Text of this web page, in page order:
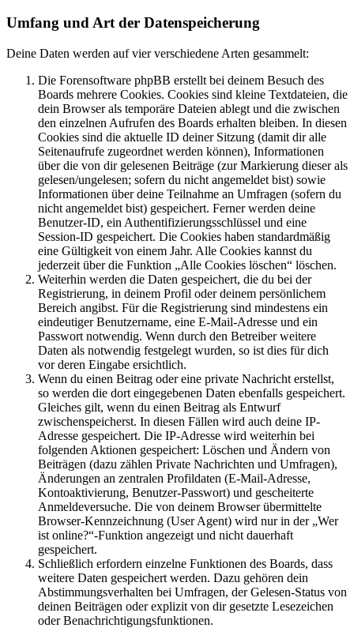
Umfang und Art der Datenspeicherung
Deine Daten werden auf vier verschiedene Arten gesammelt:
Die Forensoftware phpBB erstellt bei deinem Besuch des
Boards mehrere Cookies. Cookies sind kleine Textdateien, die
dein Browser als temporäre Dateien ablegt und die zwischen
den einzelnen Aufrufen des Boards erhalten bleiben. In diesen
Cookies sind die aktuelle ID deiner Sitzung (damit dir alle
Seitenaufrufe zugeordnet werden können), Informationen
über die von dir gelesenen Beiträge (zur Markierung dieser als
gelesen/ungelesen; sofern du nicht angemeldet bist) sowie
Informationen über deine Teilnahme an Umfragen (sofern du
nicht angemeldet bist) gespeichert. Ferner werden deine
Benutzer-ID, ein Authentifizierungsschlüssel und eine
Session-ID gespeichert. Die Cookies haben standardmäßig
eine Gültigkeit von einem Jahr. Alle Cookies kannst du
jederzeit über die Funktion „Alle Cookies löschen“ löschen.
Weiterhin werden die Daten gespeichert, die du bei der
Registrierung, in deinem Profil oder deinem persönlichem
Bereich angibst. Für die Registrierung sind mindestens ein
eindeutiger Benutzername, eine E-Mail-Adresse und ein
Passwort notwendig. Wenn durch den Betreiber weitere
Daten als notwendig festgelegt wurden, so ist dies für dich
vor deren Eingabe ersichtlich.
Wenn du einen Beitrag oder eine private Nachricht erstellst,
so werden die dort eingegebenen Daten ebenfalls gespeichert.
Gleiches gilt, wenn du einen Beitrag als Entwurf
zwischenspeicherst. In diesen Fällen wird auch deine IP-
Adresse gespeichert. Die IP-Adresse wird weiterhin bei
folgenden Aktionen gespeichert: Löschen und Ändern von
Beiträgen (dazu zählen Private Nachrichten und Umfragen),
Änderungen an zentralen Profildaten (E-Mail-Adresse,
Kontoaktivierung, Benutzer-Passwort) und gescheiterte
Anmeldeversuche. Die von deinem Browser übermittelte
Browser-Kennzeichnung (User Agent) wird nur in der „Wer
ist online?“-Funktion angezeigt und nicht dauerhaft
gespeichert.
Schließlich erfordern einzelne Funktionen des Boards, dass
weitere Daten gespeichert werden. Dazu gehören dein
Abstimmungsverhalten bei Umfragen, der Gelesen-Status von
deinen Beiträgen oder explizit von dir gesetzte Lesezeichen
oder Benachrichtigungsfunktionen.